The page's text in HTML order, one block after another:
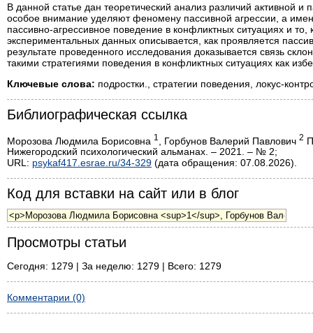
В данной статье дан теоретический анализ различий активной
особое внимание уделяют феномену пассивной агрессии, а
пассивно-агрессивное поведение в конфликтных ситуациях и
экспериментальных данных описывается, как проявляется
результате проведенного исследования доказывается связь
такими стратегиями поведения в конфликтных ситуациях как
Ключевые слова: подростки., стратегии поведения, локус-
Библиографическая ссылка
Морозова Людмила Борисовна 1 , Горбунов Валерий Павлович 2
Нижегородский психологический альманах. – 2021. – № 2;
URL: psykaf417.esrae.ru/34-329 (дата обращения: 07.08.2026).
Код для вставки на сайт или в блог
Просмотры статьи
Сегодня: 1279 | За неделю: 1279 | Всего: 1279
Комментарии (0)